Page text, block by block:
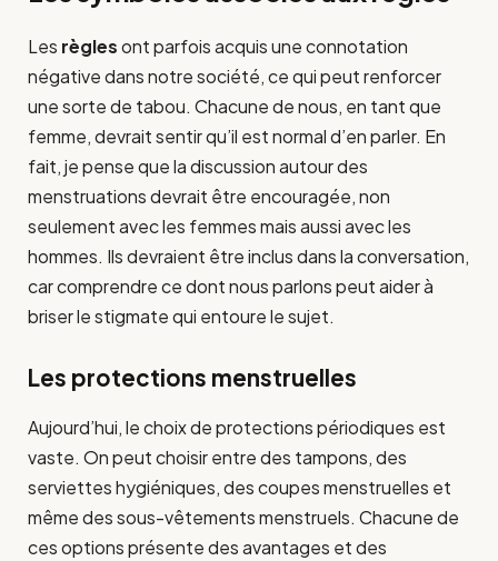
Les règlesont parfois acquis une connotation
négative dans notre société, ce qui peut renforcer
une sorte de tabou. Chacune de nous, en tant que
femme, devrait sentir qu’il est normal d’en parler. En
fait, je pense que la discussion autour des
menstruations devrait être encouragée, non
seulement avec les femmes mais aussi avec les
hommes. Ils devraient être inclus dans la conversation,
car comprendre ce dont nous parlons peut aider à
briser le stigmate qui entoure le sujet.
Les protections menstruelles
Aujourd’hui, le choix de protections périodiques est
vaste. On peut choisir entre des tampons, des
serviettes hygiéniques, des coupes menstruelles et
même des sous-vêtements menstruels. Chacune de
ces options présente des avantages et des